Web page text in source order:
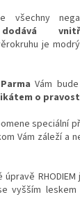
všechny
je
Vám
o
speciální
Vám záleží a
vyšším